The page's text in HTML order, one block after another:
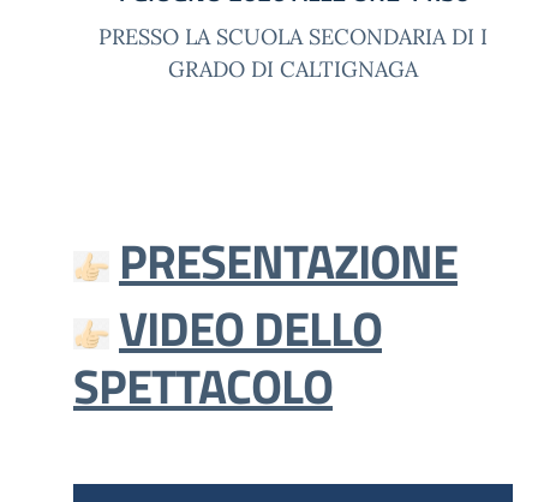
PRESSO LA SCUOLA SECONDARIA DI I
GRADO DI CALTIGNAGA
PRESENTAZIONE
VIDEO DELLO
SPETTACOLO